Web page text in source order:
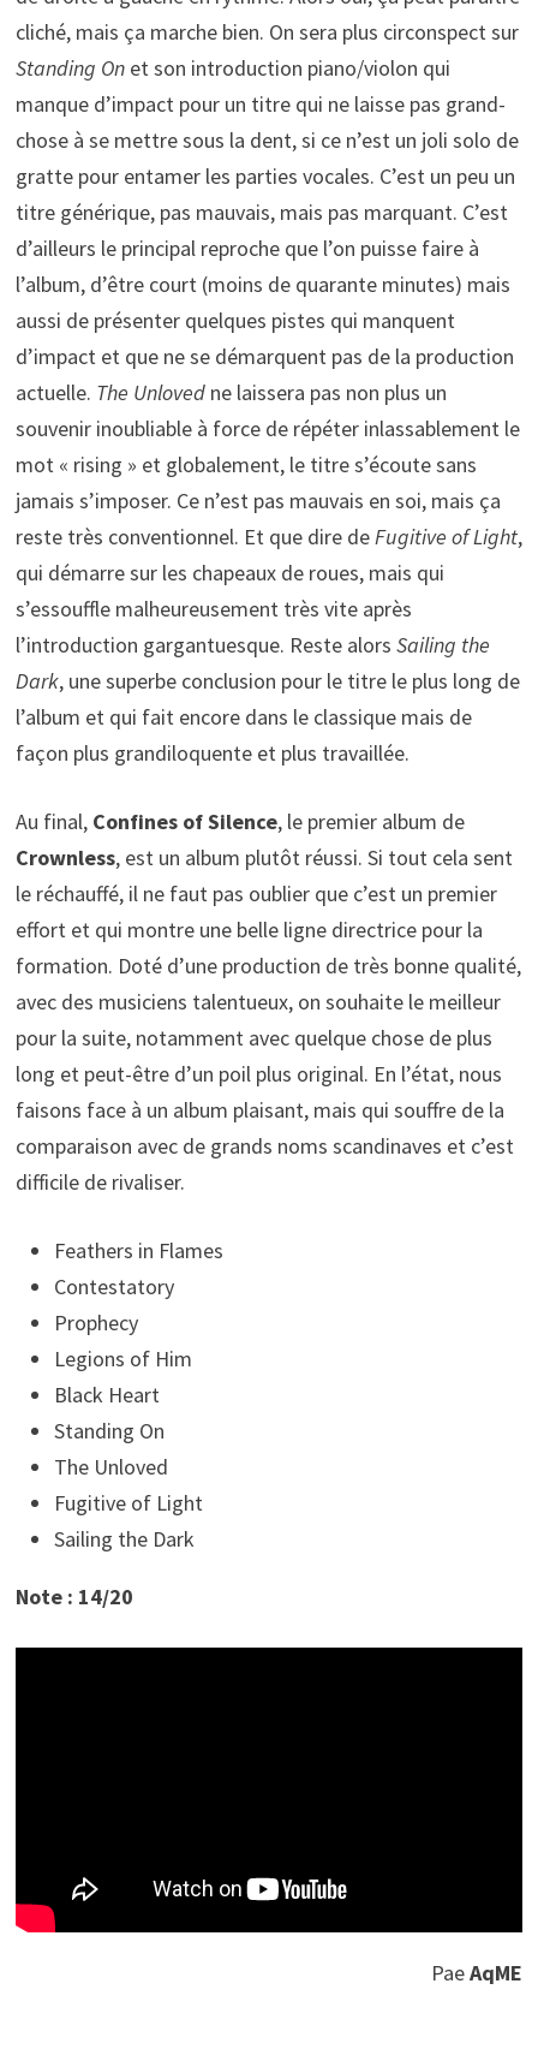
cliché, mais ça marche bien. On sera plus circonspect sur
Standing Onet son introduction piano/violon qui
manque d’impact pour un titre qui ne laisse pas grand-
chose à se mettre sous la dent, si ce n’est un joli solo de
gratte pour entamer les parties vocales. C’est un peu un
titre générique, pas mauvais, mais pas marquant. C’est
d’ailleurs le principal reproche que l’on puisse faire à
l’album, d’être court (moins de quarante minutes) mais
aussi de présenter quelques pistes qui manquent
d’impact et que ne se démarquent pas de la production
actuelle. The Unlovedne laissera pas non plus un
souvenir inoubliable à force de répéter inlassablement le
mot « rising » et globalement, le titre s’écoute sans
jamais s’imposer. Ce n’est pas mauvais en soi, mais ça
reste très conventionnel. Et que dire deFugitive of Light,
qui démarre sur les chapeaux de roues, mais qui
s’essouffle malheureusement très vite après
l’introduction gargantuesque. Reste alors Sailing the
Dark, une superbe conclusion pour le titre le plus long de
l’album et qui fait encore dans le classique mais de
façon plus grandiloquente et plus travaillée.
Au final, Confines of Silence, le premier album de
Crownless, est un album plutôt réussi. Si tout cela sent
le réchauffé, il ne faut pas oublier que c’est un premier
effort et qui montre une belle ligne directrice pour la
formation. Doté d’une production de très bonne qualité,
avec des musiciens talentueux, on souhaite le meilleur
pour la suite, notamment avec quelque chose de plus
long et peut-être d’un poil plus original. En l’état, nous
faisons face à un album plaisant, mais qui souffre de la
comparaison avec de grands noms scandinaves et c’est
difficile de rivaliser.
Feathers in Flames
Contestatory
Prophecy
Legions of Him
Black Heart
Standing On
The Unloved
Fugitive of Light
Sailing the Dark
Note : 14/20
PaeAqME